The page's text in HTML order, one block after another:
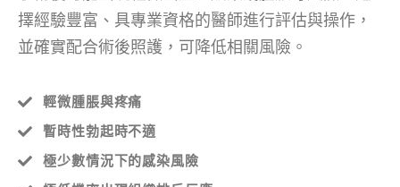
擇經驗豐富、具專業資格的醫師進行評估與操作，
並確實配合術後照護，可降低相關風險。
輕微腫脹與疼痛
暫時性勃起時不適
極少數情況下的感染風險